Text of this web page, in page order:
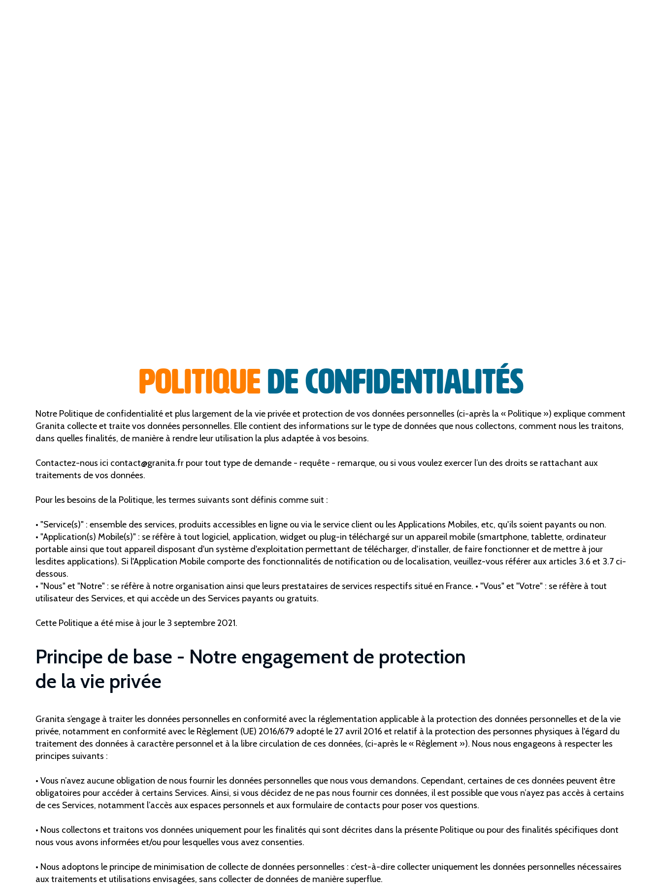
POLITIQUE DE CONFIDENTIALITÉS
Notre Politique de confidentialité et plus largement de la vie privée et protection de vos données personnelles (ci-après la « Politique ») explique comment
Granita collecte et traite vos données personnelles. Elle contient des informations sur le type de données que nous collectons, comment nous les traitons,
dans quelles finalités, de manière à rendre leur utilisation la plus adaptée à vos besoins.
Contactez-nous ici contact@granita.fr pour tout type de demande - requête - remarque, ou si vous voulez exercer l’un des droits se rattachant aux
traitements de vos données.
Pour les besoins de la Politique, les termes suivants sont définis comme suit :
• "Service(s)" : ensemble des services, produits accessibles en ligne ou via le service client ou les Applications Mobiles, etc, qu'ils soient payants ou non.
• "Application(s) Mobile(s)" : se réfère à tout logiciel, application, widget ou plug-in téléchargé sur un appareil mobile (smartphone, tablette, ordinateur
portable ainsi que tout appareil disposant d'un système d'exploitation permettant de télécharger, d'installer, de faire fonctionner et de mettre à jour
lesdites applications). Si l'Application Mobile comporte des fonctionnalités de notification ou de localisation, veuillez-vous référer aux articles 3.6 et 3.7 ci-
dessous.
• "Nous" et "Notre" : se réfère à notre organisation ainsi que leurs prestataires de services respectifs situé en France. • "Vous" et "Votre" : se réfère à tout
utilisateur des Services, et qui accède un des Services payants ou gratuits.
Cette Politique a été mise à jour le 3 septembre 2021.
Principe de base - Notre engagement de protection
de la vie privée
Granita s’engage à traiter les données personnelles en conformité avec la réglementation applicable à la protection des données personnelles et de la vie
privée, notamment en conformité avec le Règlement (UE) 2016/679 adopté le 27 avril 2016 et relatif à la protection des personnes physiques à l'égard du
traitement des données à caractère personnel et à la libre circulation de ces données, (ci-après le « Règlement »). Nous nous engageons à respecter les
principes suivants :
• Vous n’avez aucune obligation de nous fournir les données personnelles que nous vous demandons. Cependant, certaines de ces données peuvent être
obligatoires pour accéder à certains Services. Ainsi, si vous décidez de ne pas nous fournir ces données, il est possible que vous n’ayez pas accès à certains
de ces Services, notamment l’accès aux espaces personnels et aux formulaire de contacts pour poser vos questions.
• Nous collectons et traitons vos données uniquement pour les finalités qui sont décrites dans la présente Politique ou pour des finalités spécifiques dont
nous vous avons informées et/ou pour lesquelles vous avez consenties.
• Nous adoptons le principe de minimisation de collecte de données personnelles : c’est-à-dire collecter uniquement les données personnelles nécessaires
aux traitements et utilisations envisagées, sans collecter de données de manière superflue.